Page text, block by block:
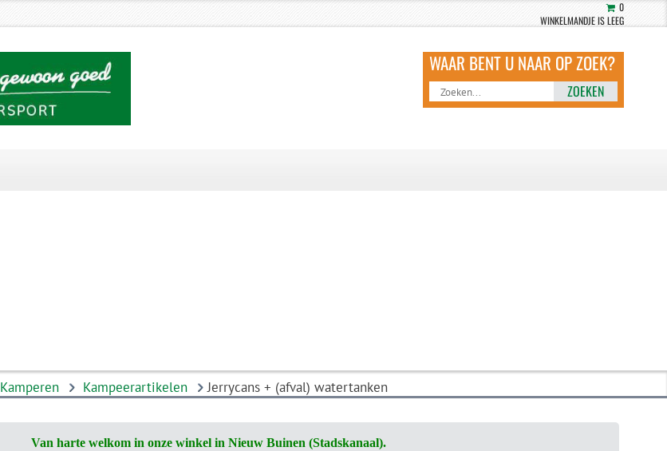
0
WINKELMANDJE IS LEEG
ZOEKEN
Kamperen Kampeerartikelen Jerrycans + (afval) watertanken
Van harte welkom in onze winkel in Nieuw Buinen (Stadskanaal).